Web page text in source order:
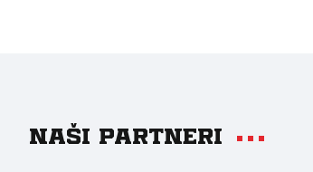
Naši partneri